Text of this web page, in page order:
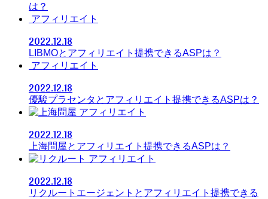
は？
アフィリエイト
2022.12.18
LIBMOとアフィリエイト提携できるASPは？
アフィリエイト
2022.12.18
優駿プラセンタとアフィリエイト提携できるASPは？
アフィリエイト
2022.12.18
上海問屋とアフィリエイト提携できるASPは？
アフィリエイト
2022.12.18
リクルートエージェントとアフィリエイト提携できる